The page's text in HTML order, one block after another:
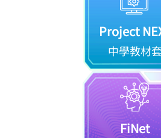
Project
中學教材
FiNet